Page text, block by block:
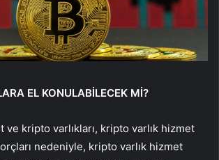
EL KONULABİLECEK Mİ?
kripto varlıkları, kripto varlık hizmet
nedeniyle, kripto varlık hizmet